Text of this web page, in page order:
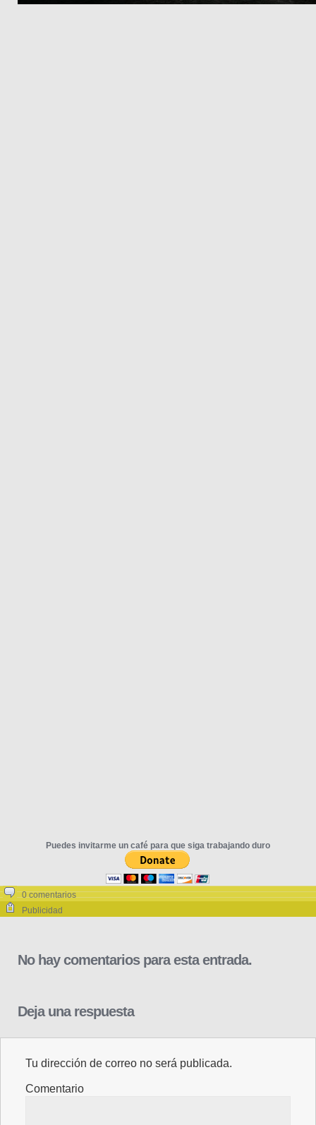
Puedes invitarme un café para que siga trabajando duro
0 comentarios
Publicidad
No hay comentarios para esta entrada.
Deja una respuesta
Tu dirección de correo no será publicada.
Comentario